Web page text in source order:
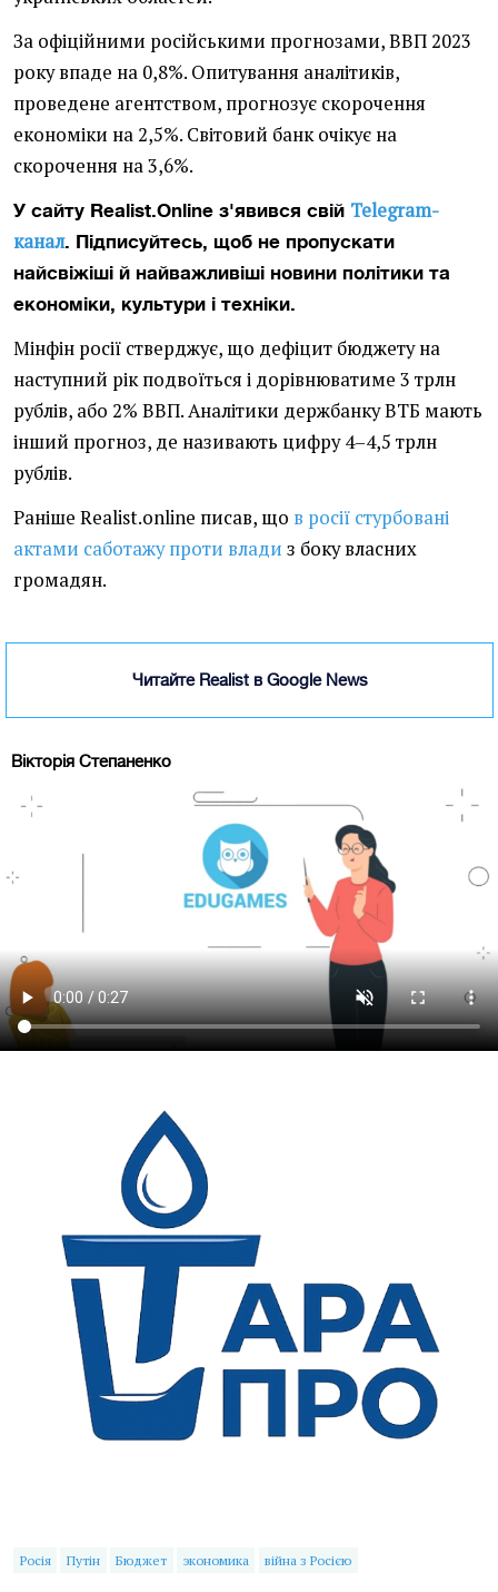
За офіційними російськими прогнозами, ВВП 2023
року впаде на 0,8%. Опитування аналітиків,
проведене агентством, прогнозує скорочення
економіки на 2,5%. Світовий банк очікує на
скорочення на 3,6%.
У сайту Realist.Online з'явився свій Telegram-
канал. Підписуйтесь, щоб не пропускати
найсвіжіші й найважливіші новини політики та
економіки, культури і техніки.
Мінфін росії стверджує, що дефіцит бюджету на
наступний рік подвоїться і дорівнюватиме 3 трлн
рублів, або 2% ВВП. Аналітики держбанку ВТБ мають
інший прогноз, де називають цифру 4–4,5 трлн
рублів.
Раніше Realist.online писав, що в росії стурбовані
актами саботажу проти влади з боку власних
громадян.
Читайте Realist в Google News
Вікторія Степаненко
Росія Путін Бюджет экономика війна з Росією